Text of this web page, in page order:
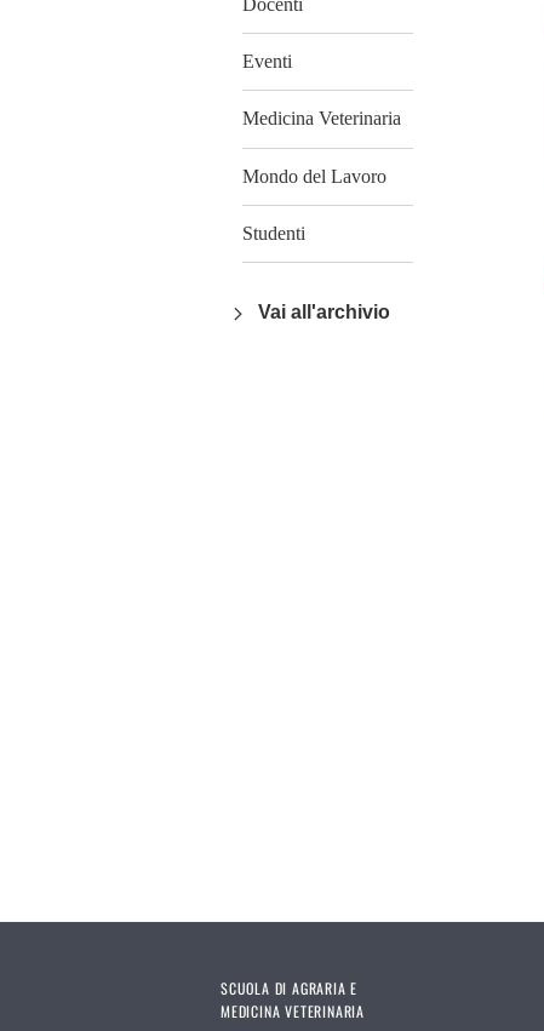
Docenti
Eventi
Medicina Veterinaria
Mondo del Lavoro
Studenti
Vai all'archivio
SCUOLA DI AGRARIA E
MEDICINA VETERINARIA